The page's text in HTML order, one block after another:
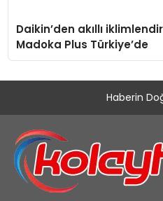
Daikin’den akıllı
Madoka Plus Türkiye’de
Haberin